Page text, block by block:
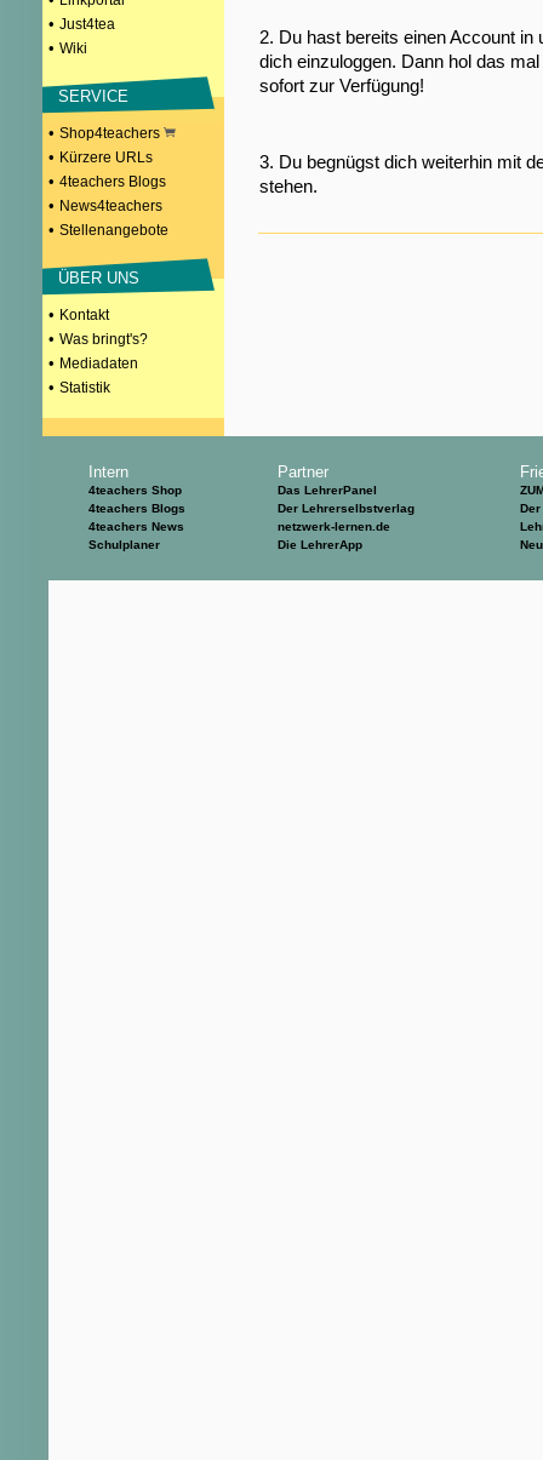
• Just4tea
• Wiki
SERVICE
• Shop4teachers
• Kürzere URLs
• 4teachers Blogs
• News4teachers
• Stellenangebote
ÜBER UNS
• Kontakt
• Was bringt's?
• Mediadaten
• Statistik
2. Du hast bereits einen Account
dich einzuloggen. Dann hol das
sofort zur Verfügung!
3. Du begnügst dich weiterhin mit
stehen.
Intern
4teachers Shop
4teachers Blogs
4teachers News
Schulplaner
Partner
Das LehrerPanel
Der Lehrerselbstverlag
netzwerk-lernen.de
Die LehrerApp